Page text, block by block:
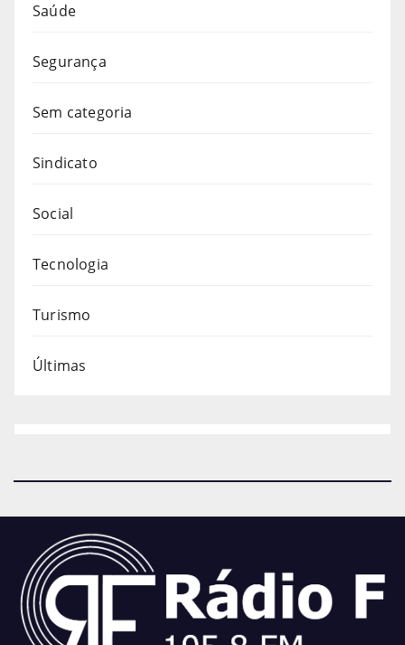
Saúde
Segurança
Sem categoria
Sindicato
Social
Tecnologia
Turismo
Últimas